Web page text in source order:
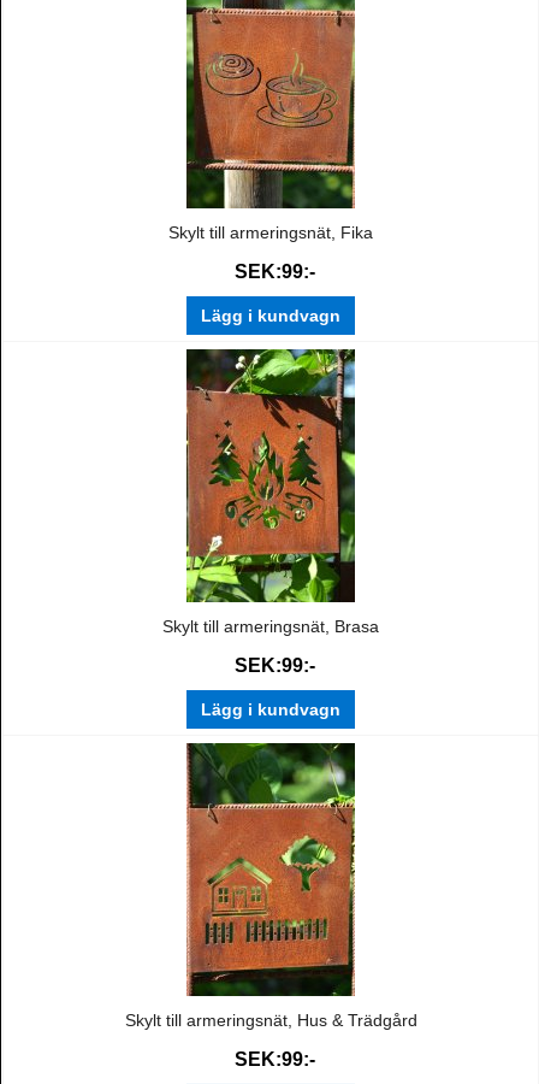
Skylt till armeringsnät, Fika
SEK:99:-
Lägg i kundvagn
Skylt till armeringsnät, Brasa
SEK:99:-
Lägg i kundvagn
Skylt till armeringsnät, Hus & Trädgård
SEK:99:-